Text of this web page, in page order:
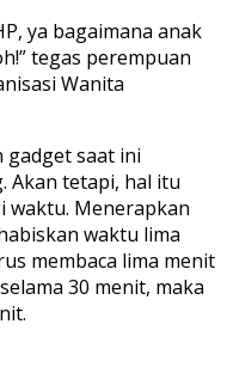
ya bagaimana anak
tegas perempuan
Wanita
gadget saat ini
Akan tetapi, hal itu
waktu. Menerapkan
waktu lima
membaca lima menit
30 menit, maka